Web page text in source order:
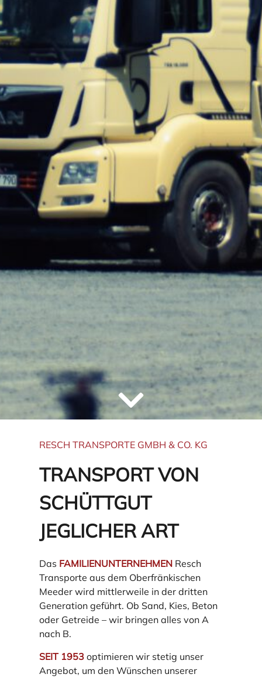
RESCH TRANSPORTE GMBH & CO. KG
TRANSPORT VON
SCHÜTTGUT
JEGLICHER ART
Das FAMILIENUNTERNEHMEN Resch
Transporte aus dem Oberfränkischen
Meeder wird mittlerweile in der dritten
Generation geführt. Ob Sand, Kies, Beton
oder Getreide – wir bringen alles von A
nach B.
SEIT 1953 optimieren wir stetig unser
Angebot, um den Wünschen unserer